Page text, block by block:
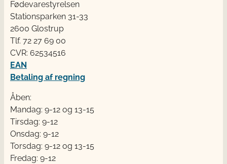
Fødevarestyrelsen
Stationsparken 31-33
2600 Glostrup
Tlf. 72 2​​​7 69 00
CVR: 62534516
EAN
Betaling af regning
Åben:
Mandag: 9-12 og 13-15
Tirsdag: 9-12
Onsdag: 9-12
Torsdag: 9-12 og 13-15
Fredag: 9-12